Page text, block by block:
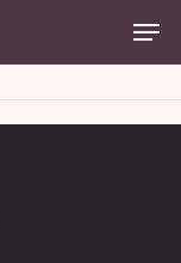
Close